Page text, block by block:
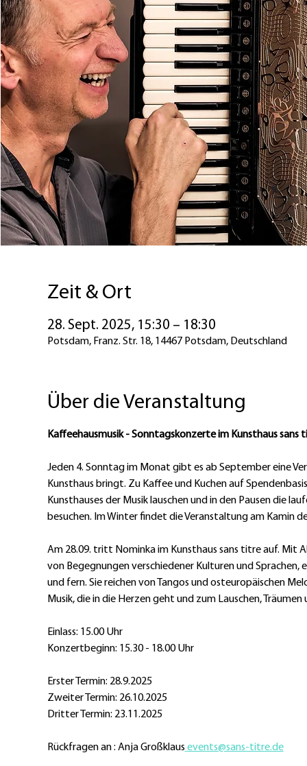
Zeit & Ort
28. Sept. 2025, 15:30 – 18:30
Potsdam, Franz. Str. 18, 14467 Potsdam, Deutschland
Über die Veranstaltung
Kaffeehausmusik - Sonntagskonzerte im Kunsthaus sans
Jeden 4. Sonntag im Monat gibt es ab September eine
Kunsthaus bringt. Zu Kaffee und Kuchen auf
Kunsthauses der Musik lauschen und in den Pausen die
besuchen. Im Winter findet die Veranstaltung am Kamin
Am 28.09. tritt Nominka im Kunsthaus sans titre auf. Mit
von Begegnungen verschiedener Kulturen und
und fern. Sie reichen von Tangos und osteuropäischen
Musik, die in die Herzen geht und zum Lauschen, Träumen
Einlass: 15.00 Uhr
Konzertbeginn: 15.30 - 18.00 Uhr
Erster Termin: 28.9.2025
Zweiter Termin: 26.10.2025
Dritter Termin: 23.11.2025
Rückfragen an : Anja Großklaus events@sans-titre.de